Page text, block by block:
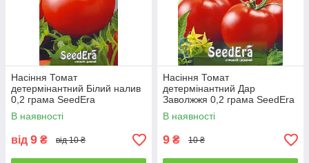
Насіння Томат
детермінантний Білий налив
0,2 грама SeedEra
В наявності
від 9 ₴ від 10 ₴
Насіння Томат
детермінантний Дар
Заволжжя 0,2 грама SeedEra
В наявності
9 ₴ 10 ₴